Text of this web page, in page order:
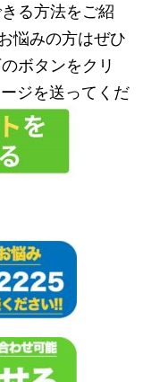
る方法をご紹
悩みの方はぜひ
ボタンをクリ
ジを送ってくだ